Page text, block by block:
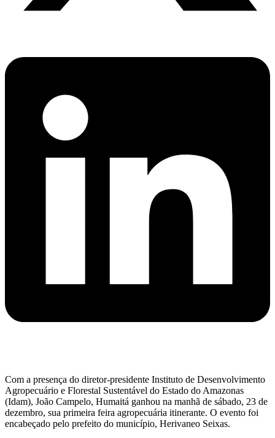
Com a presença do diretor-presidente Instituto de Desenvolvimento
Agropecuário e Florestal Sustentável do Estado do Amazonas
(Idam), João Campelo, Humaitá ganhou na manhã de sábado, 23 de
dezembro, sua primeira feira agropecuária itinerante. O evento foi
encabeçado pelo prefeito do município, Herivaneo Seixas.